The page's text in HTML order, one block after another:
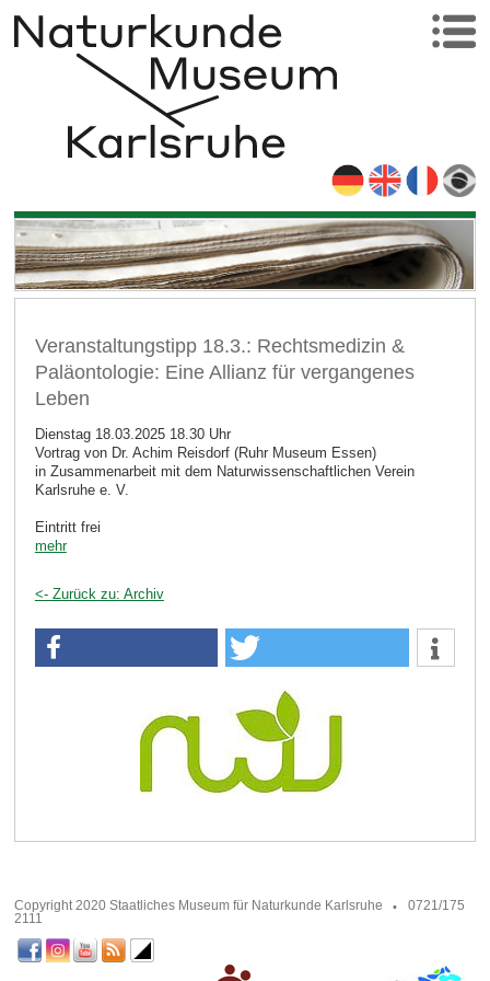
Veranstaltungstipp 18.3.: Rechtsmedizin &
Paläontologie: Eine Allianz für vergangenes
Leben
Dienstag 18.03.2025 18.30 Uhr
Vortrag von Dr. Achim Reisdorf (Ruhr Museum Essen)
in Zusammenarbeit mit dem Naturwissenschaftlichen Verein
Karlsruhe e. V.
Eintritt frei
mehr
<- Zurück zu: Archiv
Copyright 2020 Staatliches Museum für Naturkunde Karlsruhe
0721/175
2111